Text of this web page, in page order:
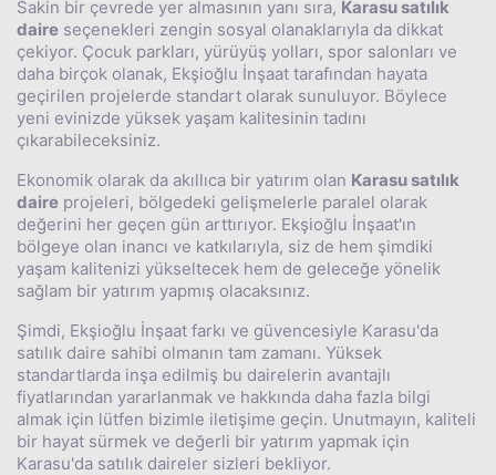
Sakin bir çevrede yer almasının yanı sıra, Karasu satılık
daire seçenekleri zengin sosyal olanaklarıyla da dikkat
çekiyor. Çocuk parkları, yürüyüş yolları, spor salonları ve
daha birçok olanak, Ekşioğlu İnşaat tarafından hayata
geçirilen projelerde standart olarak sunuluyor. Böylece
yeni evinizde yüksek yaşam kalitesinin tadını
çıkarabileceksiniz.
Ekonomik olarak da akıllıca bir yatırım olan Karasu satılık
daire projeleri, bölgedeki gelişmelerle paralel olarak
değerini her geçen gün arttırıyor. Ekşioğlu İnşaat'ın
bölgeye olan inancı ve katkılarıyla, siz de hem şimdiki
yaşam kalitenizi yükseltecek hem de geleceğe yönelik
sağlam bir yatırım yapmış olacaksınız.
Şimdi, Ekşioğlu İnşaat farkı ve güvencesiyle Karasu'da
satılık daire sahibi olmanın tam zamanı. Yüksek
standartlarda inşa edilmiş bu dairelerin avantajlı
fiyatlarından yararlanmak ve hakkında daha fazla bilgi
almak için lütfen bizimle iletişime geçin. Unutmayın, kaliteli
bir hayat sürmek ve değerli bir yatırım yapmak için
Karasu'da satılık daireler sizleri bekliyor.